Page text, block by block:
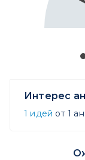
Интерес
1 идей от 1